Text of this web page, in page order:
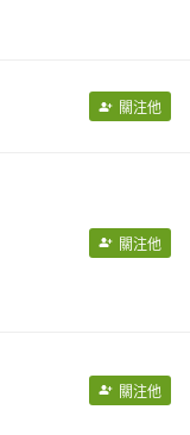
關注他
關注他
關注他